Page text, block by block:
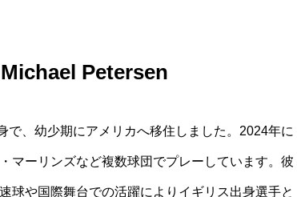
Petersen
、幼少期にアメリカへ移住しました。2024年に
マーリンズなど複数球団でプレーしています。彼
球や国際舞台での活躍によりイギリス出身選手と